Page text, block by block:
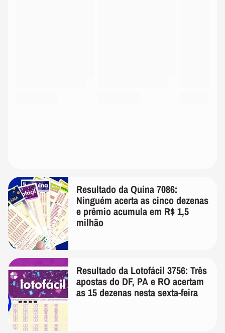
Resultado da Quina 7086:
Ninguém acerta as cinco dezenas
e prêmio acumula em R$ 1,5
milhão
Resultado da Lotofácil 3756: Três
apostas do DF, PA e RO acertam
as 15 dezenas nesta sexta-feira